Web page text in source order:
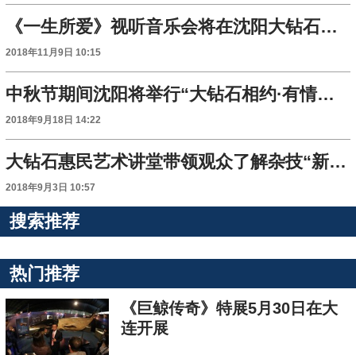
《一生所爱》视听音乐会将在沈阳大钻石举行
2018年11月9日 10:15
中秋节期间沈阳将举行“大钻石相约·有情人赏月”主题活动
2018年9月18日 14:22
大钻石惠民艺术讲堂带领观众了解杂技“新奇难美”
2018年9月3日 10:57
搜索推荐
热门推荐
《巨鲸传奇》特展5月30日在大
连开展